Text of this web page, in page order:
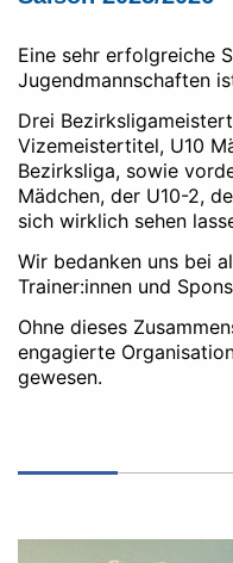
Eine sehr erfolgreiche
Jugendmannschaften
Drei
Vizemeistertitel, U10
Bezirksliga, sowie
Mädchen, der U10-2,
sich wirklich sehen
Wir bedanken uns bei
Trainer:innen und
Ohne dieses
engagierte
gewesen.